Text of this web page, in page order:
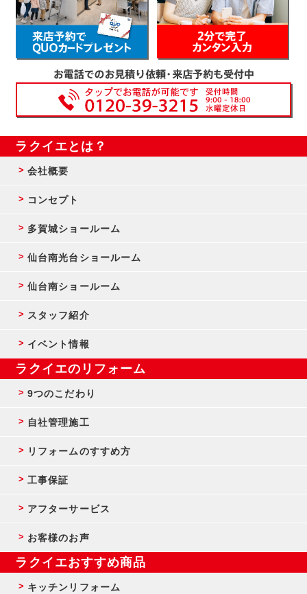
ラクイエとは？
会社概要
コンセプト
多賀城ショールーム
仙台南光台ショールーム
仙台南ショールーム
スタッフ紹介
イベント情報
ラクイエのリフォーム
9つのこだわり
自社管理施工
リフォームのすすめ方
工事保証
アフターサービス
お客様のお声
ラクイエおすすめ商品
キッチンリフォーム